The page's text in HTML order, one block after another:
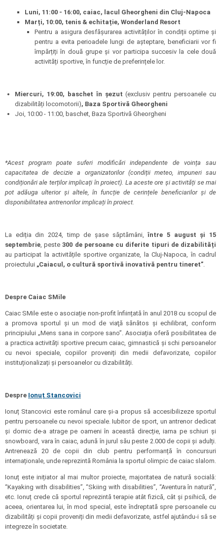
Luni, 11:00 - 16:00, caiac, lacul Gheorgheni din Cluj-Napoca
Marți, 10:00, tenis & echitație, Wonderland Resort
Pentru a asigura desfășurarea activităților în condiții optime și
pentru a evita perioadele lungi de așteptare, beneficiarii vor fi
împărțiți în două grupe și vor participa succesiv la cele două
activități sportive, în funcție de preferințele lor.
Miercuri, 19:00, baschet în șezut(exclusiv pentru persoanele cu
dizabilități locomotorii), Baza Sportivă Gheorgheni
Joi, 10:00 - 11:00, baschet, Baza Sportivă Gheorgheni
*Acest program poate suferi modificări independente de voința sau
capacitatea de decizie a organizatorilor (condiții meteo, impuneri sau
condiționări ale terților implicați în proiect). La aceste ore și activități se mai
pot adăuga ulterior și altele, în funcție de cerințele beneficiarilor și de
disponibilitatea antrenorilor implicați în proiect.
La ediția din 2024, timp de șase săptămâni,între 5 august și 15
septembrie, peste300 de persoane cu diferite tipuri de dizabilități
au participat la activitățile sportive organizate, la Cluj-Napoca, în cadrul
proiectului „Caiacul, o cultură sportivă inovativă pentru tineret”.
Despre Caiac SMile
Caiac SMile este o asociație non-profit înființată în anul 2018 cu scopul de
a promova sportul şi un mod de viaţă sănătos și echilibrat, conform
principiului „Mens sana in corpore sano”. Asociația oferă posibilitatea de
a practica activități sportive precum caiac, gimnastică și schi persoanelor
cu nevoi speciale, copiilor proveniți din medii defavorizate, copiilor
instituționalizați și persoanelor cu dizabilități.
Despre Ionuț Stancovici
Ionuț Stancovici este românul care și-a propus să accesibilizeze sportul
pentru persoanele cu nevoi speciale. Iubitor de sport, un antrenor dedicat
și dornic de-a atrage pe oameni în această direcție, iarna pe schiuri și
snowboard, vara în caiac, adună în jurul său peste 2.000 de copii și adulți.
Antrenează 20 de copii din club pentru performanță în concursuri
internaționale, unde reprezintă România la sportul olimpic de caiac slalom.
Ionuț este inițiator al mai multor proiecte, majoritatea de natură socială:
“Kayaking with disabilities”, “Skiing with disabilities”, “Aventura în natură”,
etc. Ionuț crede că sportul reprezintă terapie atât fizică, cât și psihică, de
aceea, orientarea lui, în mod special, este îndreptată spre persoanele cu
dizabilități și copii proveniți din medii defavorizate, astfel ajutându-i să se
integreze în societate.